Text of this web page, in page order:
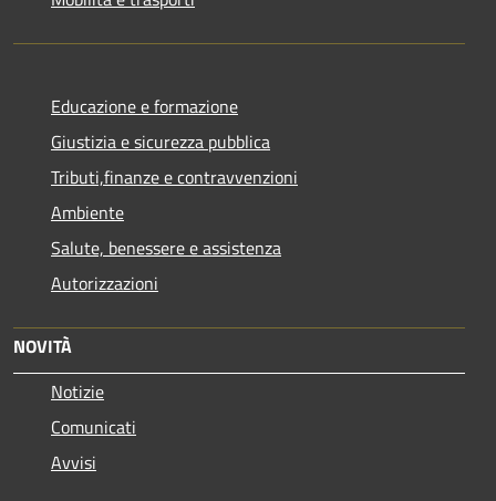
Educazione e formazione
Giustizia e sicurezza pubblica
Tributi,finanze e contravvenzioni
Ambiente
Salute, benessere e assistenza
Autorizzazioni
NOVITÀ
Notizie
Comunicati
Avvisi